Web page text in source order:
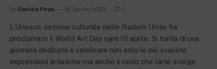
By Daniela Piras 15 Aprile 2023 0
L’Unesco, sezione culturale delle Nazioni Unite, ha
proclamato il World Art Day ogni 15 aprile. Si tratta di una
giornata dedicata a celebrare non solo le più svariate
espressioni artistiche ma anche il ruolo che l’arte svolge